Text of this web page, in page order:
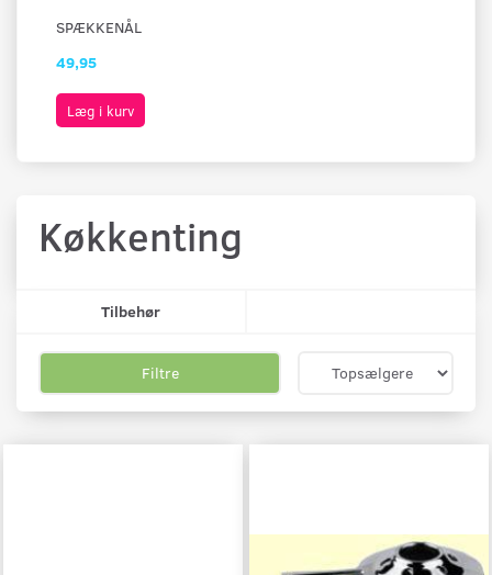
SPÆKKENÅL
49,95
Læg i kurv
Køkkenting
Tilbehør
Filtre